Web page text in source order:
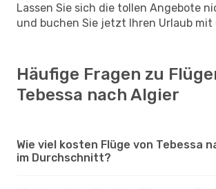
Lassen Sie sich die tollen Angebote
und buchen Sie jetzt Ihren Urlaub mit
Häufige Fragen zu
Tebessa nach Algier
Wie viel kosten Flüge von Tebessa
im Durchschnitt?